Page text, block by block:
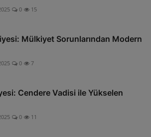
0 15
Mülkiyet Sorunlarından Modern
0 7
Cendere Vadisi ile Yükselen
0 11